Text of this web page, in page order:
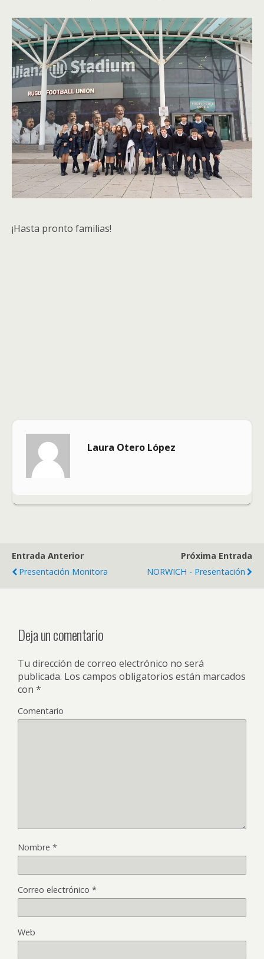
¡Hasta pronto familias!
Laura Otero López
Entrada Anterior
Presentación Monitora
Próxima Entrada
NORWICH - Presentación
Deja un comentario
Tu dirección de correo electrónico no será
publicada. Los campos obligatorios están marcados
con *
Comentario
Nombre *
Correo electrónico *
Web